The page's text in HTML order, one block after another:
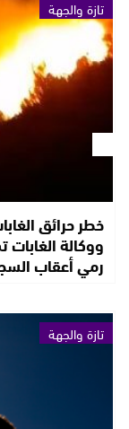
تازة والجهة
خطر حرائق
ووكالة الغابات
رمي أعقاب
تازة والجهة